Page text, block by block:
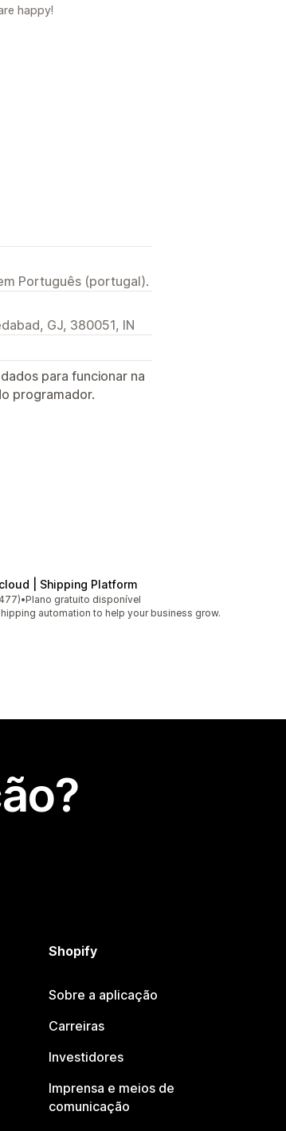
happy!
Português (portugal).
GJ, 380051, IN
para funcionar na
programador.
| Shipping Platform
estrelas
de avaliações
•Plano gratuito disponível
automation to help your business grow.
Shopify
Sobre a aplicação
Carreiras
Investidores
Imprensa e meios de
comunicação